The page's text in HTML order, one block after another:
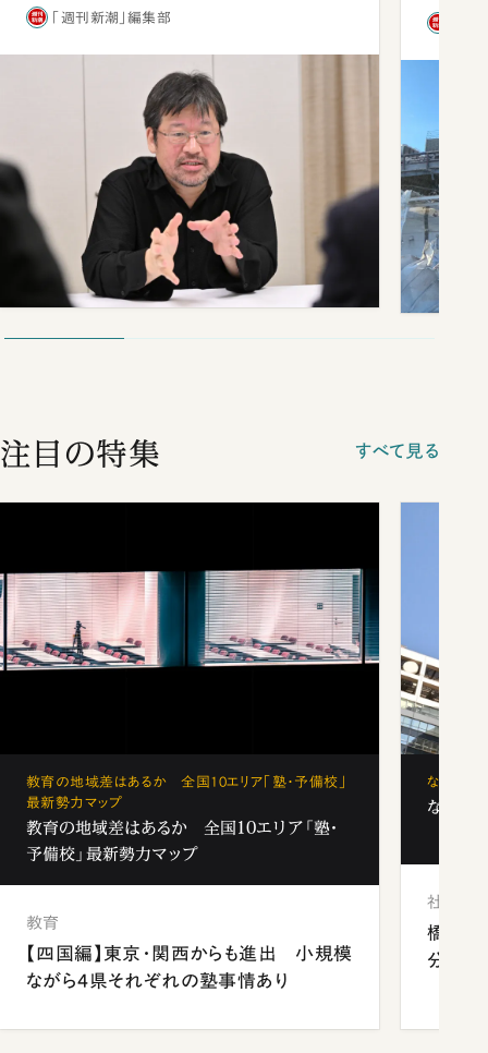
「週刊新潮」編集部
注目の特集 すべて見る
教育の地域差はあるか 全国10エリア「塾・予備校」
最新勢力マップ
教育の地域差はあるか 全国10エリア「塾・
予備校」最新勢力マップ
教育
【四国編】東京・関西からも進出 小規模
ながら4県それぞれの塾事情あり
なぜ「フ
なぜ「
社会
橋本愛
分 佐